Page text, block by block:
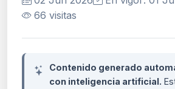
66 visitas
Contenido generado
con inteligencia artificial.